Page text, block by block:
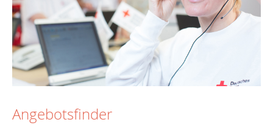
Angebotsfinder